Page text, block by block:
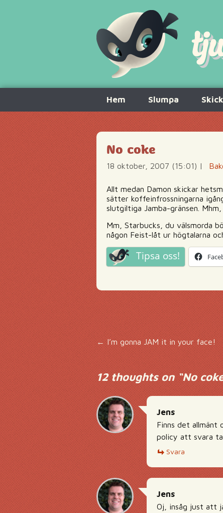
innehåll
Hem Slumpa
No coke
18 oktober, 2007 (15:01) |
Allt medan Damon skickar
sätter koffeinfrossningarna
slutgiltiga Jamba-gränsen.
Mm, Starbucks, du välsmorda
någon Feist-låt ur högtalarna
Tipsa oss!
Inläggsnavigering
←I’m gonna JAM it in your face!
12 thoughts on “No
Jens
Finns det allmänt
policy att svara
Svara
Jens
Oj, insåg just att